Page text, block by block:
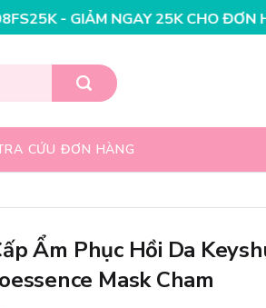
25K CHO ĐƠN HÀNG 99KNHẬP MÃ
CỨU ĐƠN HÀNG
Ẩm Phục Hồi Da
Mask Cham